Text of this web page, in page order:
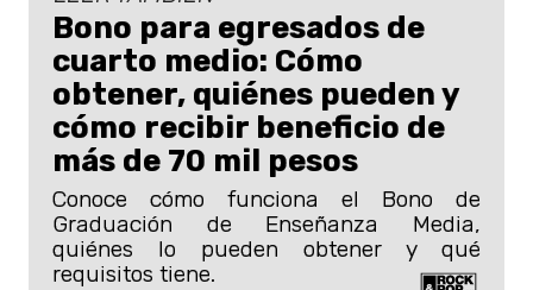
Bono para egresados de
cuarto medio: Cómo
obtener, quiénes pueden y
cómo recibir beneficio de
más de 70 mil pesos
Conoce cómo funciona el Bono de
Graduación de Enseñanza Media,
quiénes lo pueden obtener y qué
requisitos tiene.